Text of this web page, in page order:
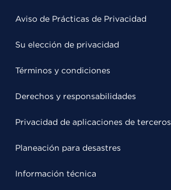
Aviso de Prácticas de Privacidad
Su elección de privacidad
Términos y condiciones
Derechos y responsabilidades
Privacidad de aplicaciones de terceros
Planeación para desastres
Información técnica